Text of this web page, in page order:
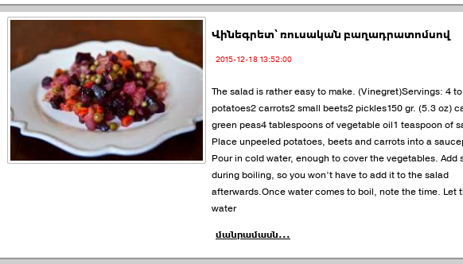
Վինեգրետ՝ ռուսական բաղադրատոմսով
2015-12-18 13:52:00
The salad is rather easy to make. (Vinegret)Servings: 4
potatoes2 carrots2 small beets2 pickles150 gr. (5.3 oz)
green peas4 tablespoons of vegetable oil1 teaspoon of
Place unpeeled potatoes, beets and carrots into a
Pour in cold water, enough to cover the vegetables. Add
during boiling, so you won’t have to add it to the salad
afterwards.Once water comes to boil, note the time. Let
water
մանրամասն...